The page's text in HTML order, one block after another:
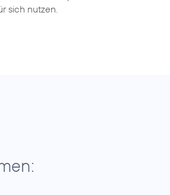
sich nutzen.